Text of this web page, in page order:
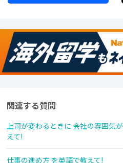
関連する質問
上司が変わるときに 会社の雰囲気
えて!
仕事の進め方 を英語で教えて!